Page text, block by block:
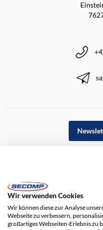
Wir verwenden Cookies
Wir können diese zur Analyse
Webseite zu verbessern,
großartiges Webseiten-Erlebnis zu